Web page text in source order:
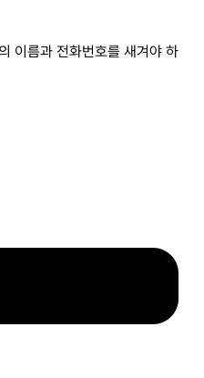
이름과 전화번호를 새겨야 하